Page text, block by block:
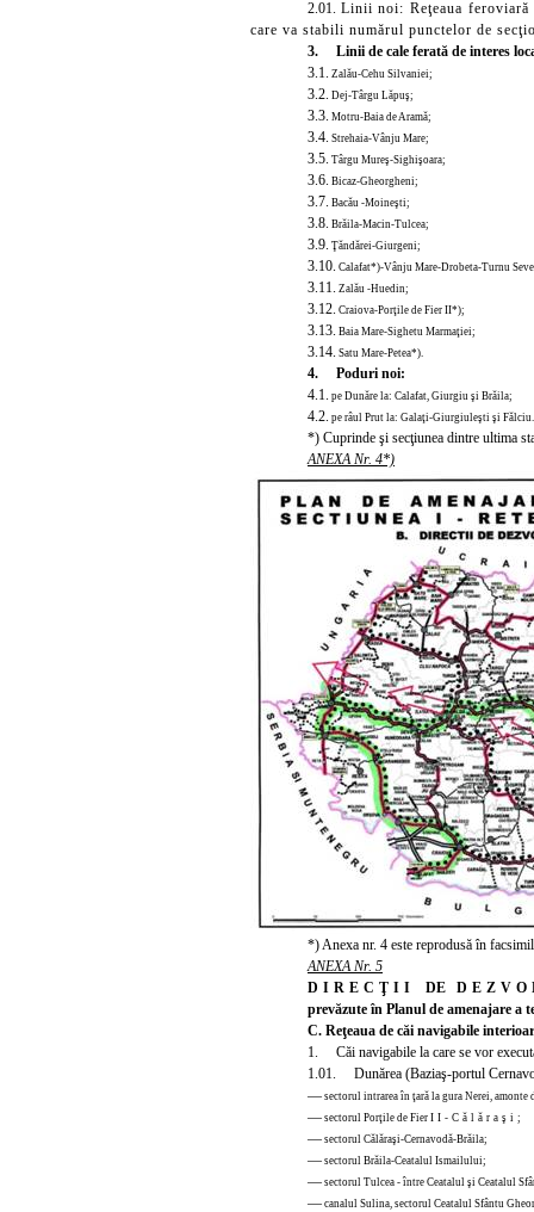
2.01. Linii noi: Reţeaua
care va stabili numărul punctelor de
3. Linii de cale ferată de interes
3.1.
Zalău-Cehu Silvaniei;
3.2. Dej-Târgu Lăpuş;
3.3. Motru-Baia de Aramă;
3.4. Strehaia-Vânju Mare;
3.5. Târgu Mureş-Sighişoara;
3.6. Bicaz-Gheorgheni;
3.7. Bacău -Moineşti;
3.8. Brăila-Macin-Tulcea;
3.9. Ţăndărei-Giurgeni;
3.10. Calafat*)-Vânju Mare-Drobeta-Turnu
3.11. Zalău -Huedin;
3.12. Craiova-Porţile de Fier II*);
3.13. Baia Mare-Sighetu Marmaţiei;
3.14. Satu Mare-Petea*).
4. Poduri noi:
4.1.
pe Dunăre la: Calafat, Giurgiu şi Brăila;
4.2. pe râul Prut la: Galaţi-Giurgiuleşti şi Fălciu.
*) Cuprinde şi secţiunea dintre ultima
ANEXA Nr. 4*)
*) Anexa nr. 4 este reprodusă în
ANEXA Nr. 5
DIRECŢII
DE
prevăzute în Planul de amenajare
C. Reţeaua de căi navigabile
1. Căi navigabile la care se vor
1.01. Dunărea (Baziaş-portul
— sectorul intrarea în ţară la gura Nerei, amonte
— sectorul Porţile de Fier II- Călăraşi;
— sectorul Călăraşi-Cernavodă-Brăila;
— sectorul Brăila-Ceatalul Ismailului;
— sectorul Tulcea - între Ceatalul şi Ceatalul
— canalul Sulina, sectorul Ceatalul Sfântu